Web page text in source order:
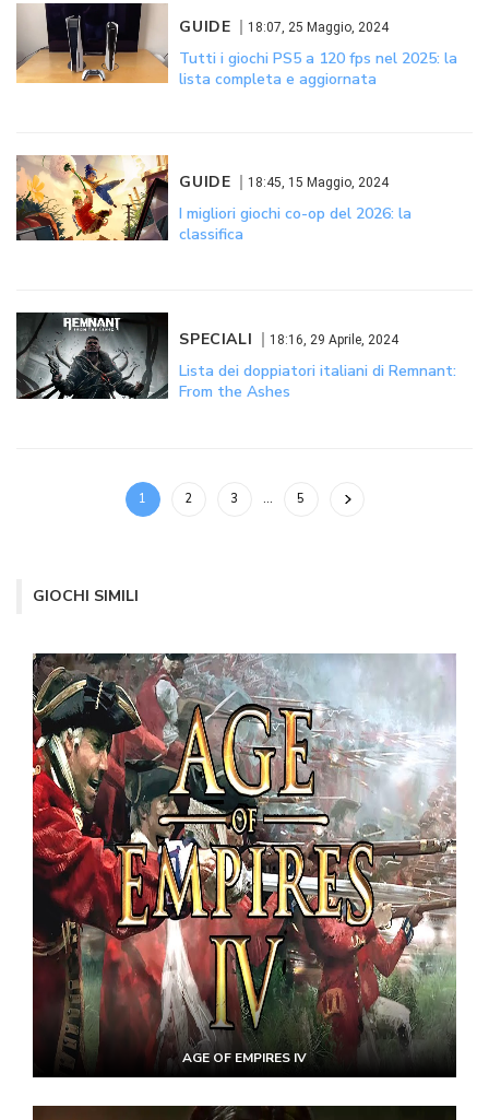
GUIDE 18:07, 25 Maggio, 2024
Tutti i giochi PS5 a 120 fps nel 2025: la
lista completa e aggiornata
GUIDE 18:45, 15 Maggio, 2024
I migliori giochi co-op del 2026: la
classifica
SPECIALI 18:16, 29 Aprile, 2024
Lista dei doppiatori italiani di Remnant:
From the Ashes
1 2 3 … 5
GIOCHI SIMILI
AGE OF EMPIRES IV